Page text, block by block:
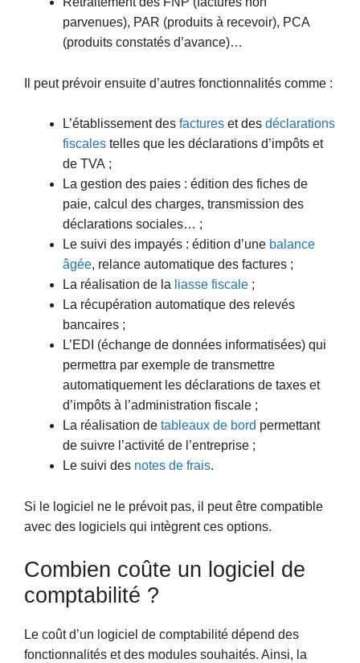
parvenues), PAR (produits à recevoir), PCA
(produits constatés d’avance)…
Il peut prévoir ensuite d’autres fonctionnalités comme :
L’établissement des factures et des déclarations
fiscales telles que les déclarations d’impôts et
de TVA ;
La gestion des paies : édition des fiches de
paie, calcul des charges, transmission des
déclarations sociales… ;
Le suivi des impayés : édition d’une balance
âgée, relance automatique des factures ;
La réalisation de la liasse fiscale ;
La récupération automatique des relevés
bancaires ;
L’EDI (échange de données informatisées) qui
permettra par exemple de transmettre
automatiquement les déclarations de taxes et
d’impôts à l’administration fiscale ;
La réalisation de tableaux de bord permettant
de suivre l’activité de l’entreprise ;
Le suivi des notes de frais.
Si le logiciel ne le prévoit pas, il peut être compatible
avec des logiciels qui intègrent ces options.
Combien coûte un logiciel de
comptabilité ?
Le coût d’un logiciel de comptabilité dépend des
fonctionnalités et des modules souhaités. Ainsi, la